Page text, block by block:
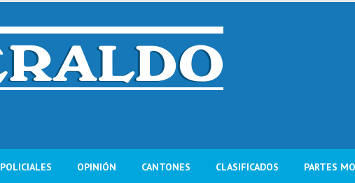
POLICIALES OPINIÓN CANTONES CLASIFICADOS PARTES